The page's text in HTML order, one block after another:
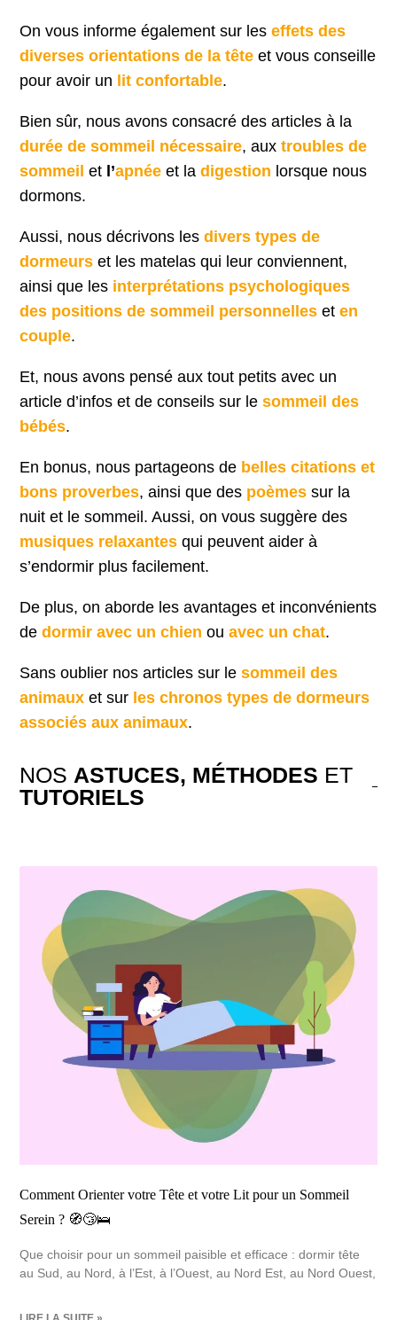
On vous informe également sur leseffets des
diverses orientations de la tête et vous conseille
pour avoir un lit confortable.
Bien sûr, nous avons consacré des articles à la
durée de sommeil nécessaire, aux troubles de
sommeil et l’apnée et ladigestion lorsque nous
dormons.
Aussi, nous décrivons les divers types de
dormeurs et les matelas qui leur conviennent,
ainsi que les interprétations psychologiques
des positions de sommeil personnelleseten
couple.
Et, nous avons pensé aux tout petits avec un
article d’infos et de conseils sur lesommeil des
bébés.
En bonus, nous partageons de belles citations et
bons proverbes, ainsi que des poèmes sur la
nuit et le sommeil. Aussi, on vous suggère des
musiques relaxantes qui peuvent aider à
s’endormir plus facilement.
De plus, on aborde les avantages et inconvénients
de dormir avec un chien ouavec un chat.
Sans oublier nos articles sur le sommeil des
animaux et sur les chronos types de dormeurs
associés aux animaux.
NOS ASTUCES, MÉTHODES ET
TUTORIELS
Comment Orienter votre Tête et votre Lit pour un Sommeil
Serein ? 🧭😴🛌
Que choisir pour un sommeil paisible et efficace : dormir tête
au Sud, au Nord, à l’Est, à l’Ouest, au Nord Est, au Nord Ouest,